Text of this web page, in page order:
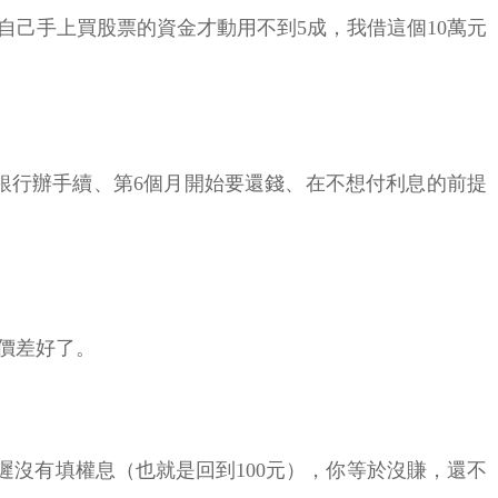
手上買股票的資金才動用不到5成，我借這個10萬元
辦手續、第6個月開始要還錢、在不想付利息的前提
好了。
沒有填權息（也就是回到100元），你等於沒賺，還不